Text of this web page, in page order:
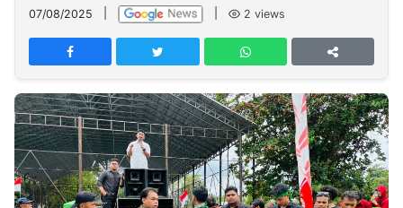
PT
TREETAN
MULTIMEDIA
INDONESIA
Partner
Insight
NTB
Suara
Time
Lens
IDN
Daily
Jogja
Jalan
Rakyat
Idealita
News
Kita
Notice
Dinamikapost.com
Radar
Baru
Seedbacklink
07/08/2025 2 views